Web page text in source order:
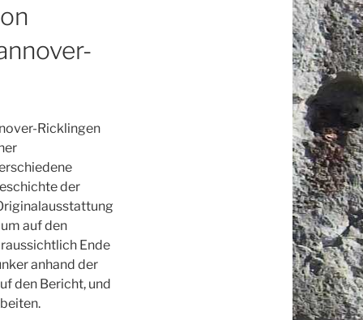
Ricklingen
der
auf den
Ende
anhand der
den Bericht, und